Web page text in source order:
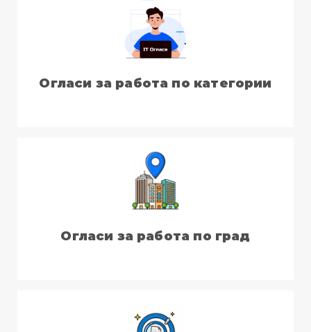
Огласи за работа по категории
Огласи за работа по град